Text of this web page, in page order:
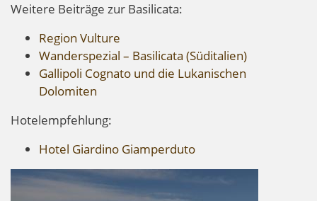
Weitere Beiträge zur Basilicata:
Region Vulture
Wanderspezial – Basilicata (Süditalien)
Gallipoli Cognato und die Lukanischen
Dolomiten
Hotelempfehlung:
Hotel Giardino Giamperduto